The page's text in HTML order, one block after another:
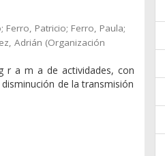
Ferro, Patricio; Ferro, Paula;
Adrián (Organización
r a m a de actividades, con
de la transmisión